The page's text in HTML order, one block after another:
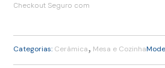
Checkout Seguro com
Categorias: Cerâmica, Mesa e Cozinha